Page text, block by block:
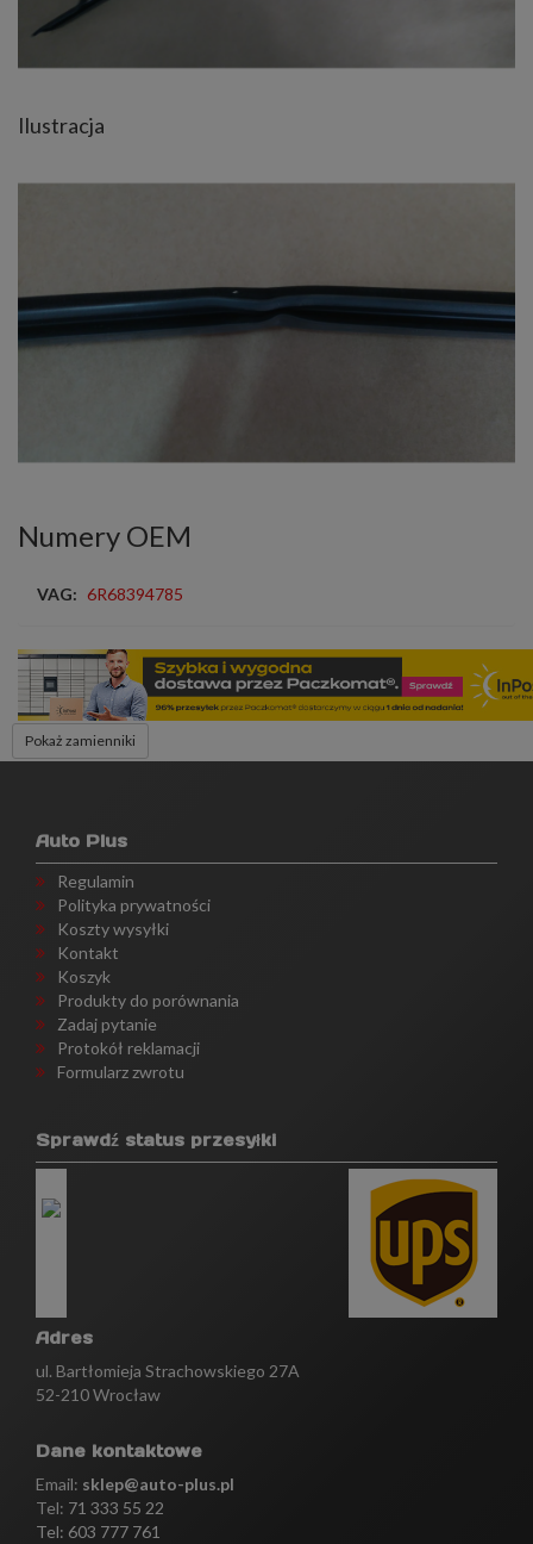
Ilustracja
Numery OEM
VAG: 6R68394785
Pokaż zamienniki
Auto Plus
Regulamin
Polityka prywatności
Koszty wysyłki
Kontakt
Koszyk
Produkty do porównania
Zadaj pytanie
Protokół reklamacji
Formularz zwrotu
Sprawdź status przesyłki
Adres
ul. Bartłomieja Strachowskiego 27A
52-210 Wrocław
Dane kontaktowe
Email: sklep@auto-plus.pl
Tel: 71 333 55 22
Tel: 603 777 761